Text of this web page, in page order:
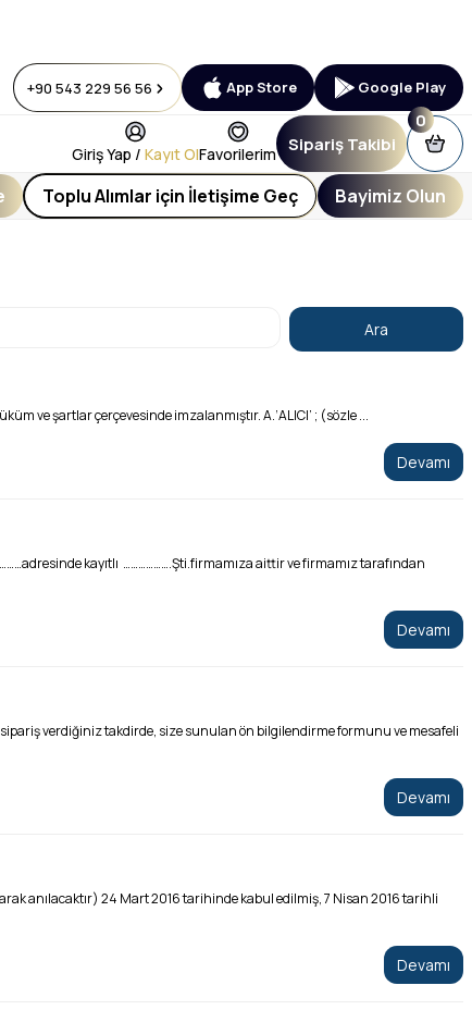
+90 543 229 56 56 App Store Google Play
Giriş Yap / Kayıt OlFavorilerim Sipariş Takibi
0
Toplu Alımlar için İletişime Geç Bayimiz Olun
ve şartlar çerçevesinde imzalanmıştır. A.‘ALICI’ ; (sözle ...
Devamı
kayıtlı ……………….Şti.firmamıza aittir ve firmamız tarafından
Devamı
sipariş verdiğiniz takdirde, size sunulan ön bilgilendirme formunu ve mesafeli
Devamı
anılacaktır) 24 Mart 2016 tarihinde kabul edilmiş, 7 Nisan 2016 tarihli
Devamı